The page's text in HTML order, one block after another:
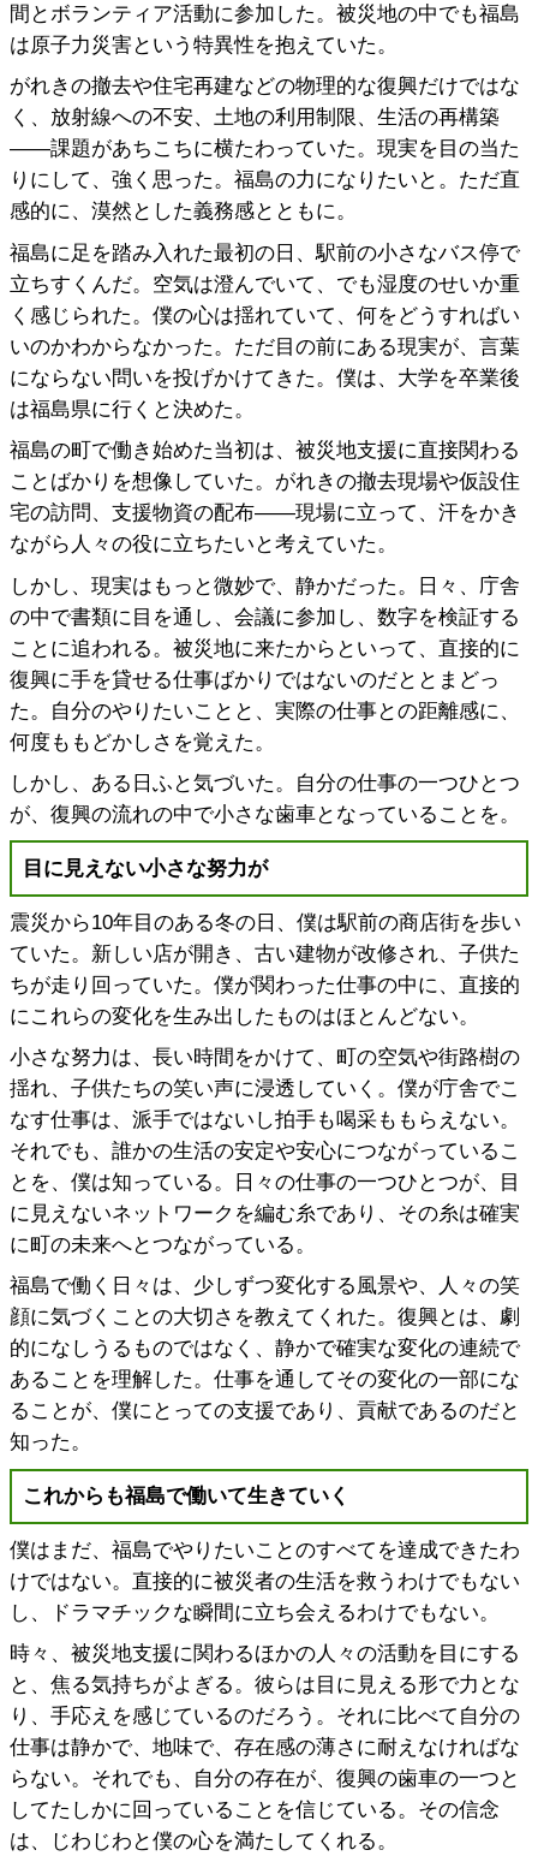
間とボランティア活動に参加した。被災地の中でも福島
は原子力災害という特異性を抱えていた。
がれきの撤去や住宅再建などの物理的な復興だけではな
く、放射線への不安、土地の利用制限、生活の再構築
――課題があちこちに横たわっていた。現実を目の当た
りにして、強く思った。福島の力になりたいと。ただ直
感的に、漠然とした義務感とともに。
福島に足を踏み入れた最初の日、駅前の小さなバス停で
立ちすくんだ。空気は澄んでいて、でも湿度のせいか重
く感じられた。僕の心は揺れていて、何をどうすればい
いのかわからなかった。ただ目の前にある現実が、言葉
にならない問いを投げかけてきた。僕は、大学を卒業後
は福島県に行くと決めた。
福島の町で働き始めた当初は、被災地支援に直接関わる
ことばかりを想像していた。がれきの撤去現場や仮設住
宅の訪問、支援物資の配布――現場に立って、汗をかき
ながら人々の役に立ちたいと考えていた。
しかし、現実はもっと微妙で、静かだった。日々、庁舎
の中で書類に目を通し、会議に参加し、数字を検証する
ことに追われる。被災地に来たからといって、直接的に
復興に手を貸せる仕事ばかりではないのだととまどっ
た。自分のやりたいことと、実際の仕事との距離感に、
何度ももどかしさを覚えた。
しかし、ある日ふと気づいた。自分の仕事の一つひとつ
が、復興の流れの中で小さな歯車となっていることを。
目に見えない小さな努力が
震災から10年目のある冬の日、僕は駅前の商店街を歩い
ていた。新しい店が開き、古い建物が改修され、子供た
ちが走り回っていた。僕が関わった仕事の中に、直接的
にこれらの変化を生み出したものはほとんどない。
小さな努力は、長い時間をかけて、町の空気や街路樹の
揺れ、子供たちの笑い声に浸透していく。僕が庁舎でこ
なす仕事は、派手ではないし拍手も喝采ももらえない。
それでも、誰かの生活の安定や安心につながっているこ
とを、僕は知っている。日々の仕事の一つひとつが、目
に見えないネットワークを編む糸であり、その糸は確実
に町の未来へとつながっている。
福島で働く日々は、少しずつ変化する風景や、人々の笑
顔に気づくことの大切さを教えてくれた。復興とは、劇
的になしうるものではなく、静かで確実な変化の連続で
あることを理解した。仕事を通してその変化の一部にな
ることが、僕にとっての支援であり、貢献であるのだと
知った。
これからも福島で働いて生きていく
僕はまだ、福島でやりたいことのすべてを達成できたわ
けではない。直接的に被災者の生活を救うわけでもない
し、ドラマチックな瞬間に立ち会えるわけでもない。
時々、被災地支援に関わるほかの人々の活動を目にする
と、焦る気持ちがよぎる。彼らは目に見える形で力とな
り、手応えを感じているのだろう。それに比べて自分の
仕事は静かで、地味で、存在感の薄さに耐えなければな
らない。それでも、自分の存在が、復興の歯車の一つと
してたしかに回っていることを信じている。その信念
は、じわじわと僕の心を満たしてくれる。